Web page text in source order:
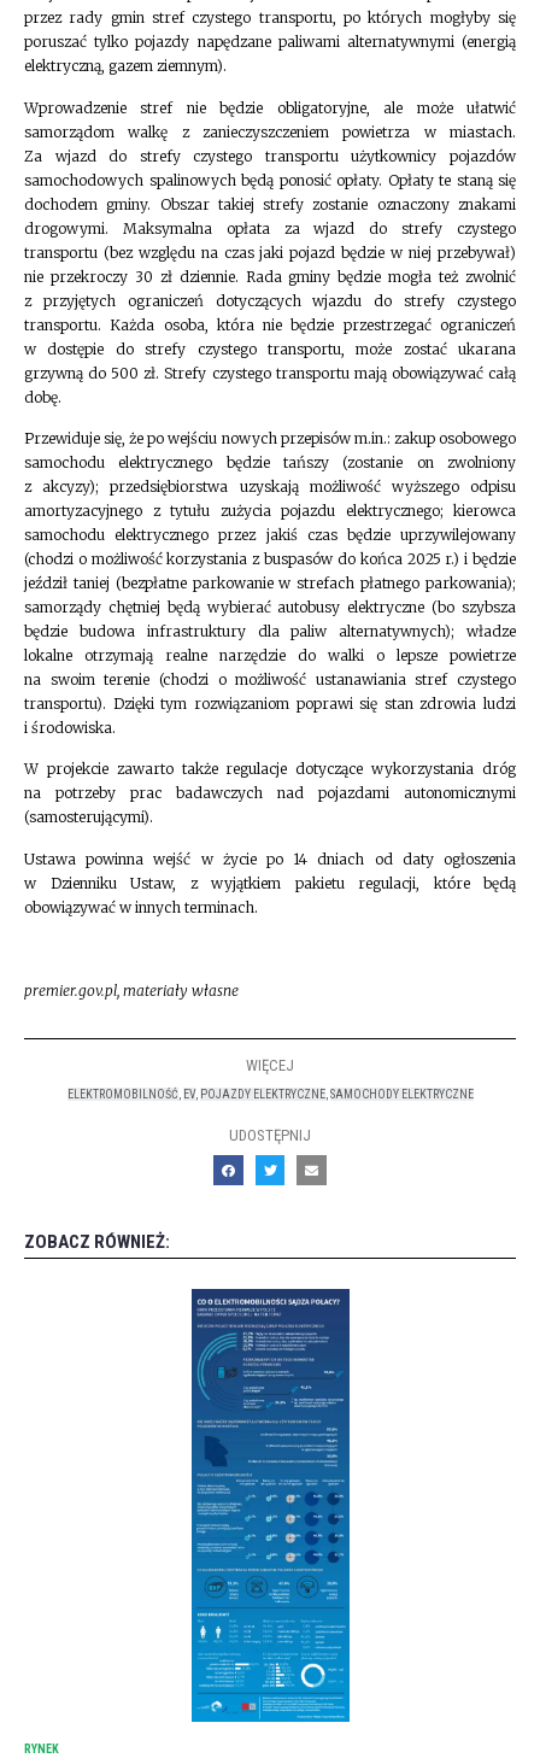
przez rady gmin stref czystego transportu, po których mogłyby się
poruszać tylko pojazdy napędzane paliwami alternatywnymi (energią
elektryczną, gazem ziemnym).
Wprowadzenie stref nie będzie obligatoryjne, ale może ułatwić
samorządom walkę z zanieczyszczeniem powietrza w miastach.
Za wjazd do strefy czystego transportu użytkownicy pojazdów
samochodowych spalinowych będą ponosić opłaty. Opłaty te staną się
dochodem gminy. Obszar takiej strefy zostanie oznaczony znakami
drogowymi. Maksymalna opłata za wjazd do strefy czystego
transportu (bez względu na czas jaki pojazd będzie w niej przebywał)
nie przekroczy 30 zł dziennie. Rada gminy będzie mogła też zwolnić
z przyjętych ograniczeń dotyczących wjazdu do strefy czystego
transportu. Każda osoba, która nie będzie przestrzegać ograniczeń
w dostępie do strefy czystego transportu, może zostać ukarana
grzywną do 500 zł. Strefy czystego transportu mają obowiązywać całą
dobę.
Przewiduje się, że po wejściu nowych przepisów m.in.: zakup osobowego
samochodu elektrycznego będzie tańszy (zostanie on zwolniony
z akcyzy); przedsiębiorstwa uzyskają możliwość wyższego odpisu
amortyzacyjnego z tytułu zużycia pojazdu elektrycznego; kierowca
samochodu elektrycznego przez jakiś czas będzie uprzywilejowany
(chodzi o możliwość korzystania z buspasów do końca 2025 r.) i będzie
jeździł taniej (bezpłatne parkowanie w strefach płatnego parkowania);
samorządy chętniej będą wybierać autobusy elektryczne (bo szybsza
będzie budowa infrastruktury dla paliw alternatywnych); władze
lokalne otrzymają realne narzędzie do walki o lepsze powietrze
na swoim terenie (chodzi o możliwość ustanawiania stref czystego
transportu). Dzięki tym rozwiązaniom poprawi się stan zdrowia ludzi
i środowiska.
W projekcie zawarto także regulacje dotyczące wykorzystania dróg
na potrzeby prac badawczych nad pojazdami autonomicznymi
(samosterującymi).
Ustawa powinna wejść w życie po 14 dniach od daty ogłoszenia
w Dzienniku Ustaw, z wyjątkiem pakietu regulacji, które będą
obowiązywać w innych terminach.
premier.gov.pl, materiały własne
WIĘCEJ
ELEKTROMOBILNOŚĆ EV, POJAZDY ELEKTRYCZNE, SAMOCHODY ELEKTRYCZNE
UDOSTĘPNIJ
ZOBACZ RÓWNIEŻ:
RYNEK